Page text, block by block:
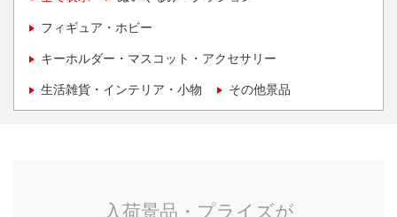
フィギュア・ホビー
キーホルダー・マスコット・アクセサリー
生活雑貨・インテリア・小物 その他景品